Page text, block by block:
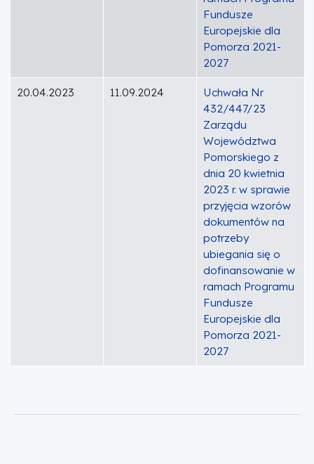
Fundusze
Europejskie dla
Pomorza 2021-
2027
20.04.2023 11.09.2024
Uchwała Nr
432/447/23
Zarządu
Województwa
Pomorskiego z
dnia 20 kwietnia
2023 r. w sprawie
przyjęcia wzorów
dokumentów na
potrzeby
ubiegania się o
dofinansowanie w
ramach Programu
Fundusze
Europejskie dla
Pomorza 2021-
2027